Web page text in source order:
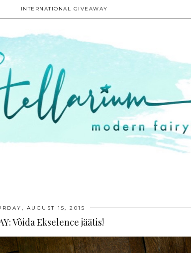
INTERNATIONAL GIVEAWAY
AUGUST 15, 2015
Võida Ekselence jäätis!